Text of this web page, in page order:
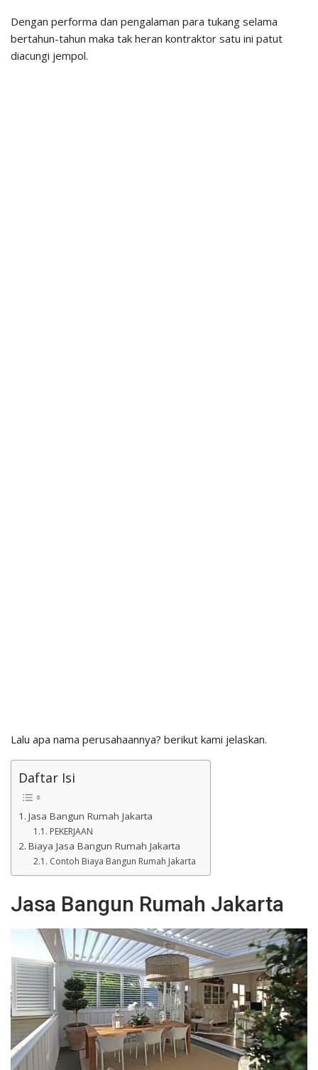
Dengan performa dan pengalaman para tukang selama
bertahun-tahun maka tak heran kontraktor satu ini patut
diacungi jempol.
Lalu apa nama perusahaannya? berikut kami jelaskan.
Daftar Isi
Jasa Bangun Rumah Jakarta
PEKERJAAN
Biaya Jasa Bangun Rumah Jakarta
Contoh Biaya Bangun Rumah Jakarta
Jasa Bangun Rumah Jakarta